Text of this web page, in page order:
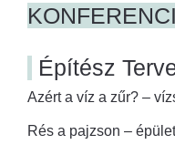
Építész
Azért a víz a zűr? –
Rés a pajzson –